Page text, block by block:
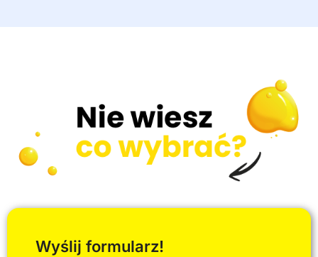
Wyślij formularz!